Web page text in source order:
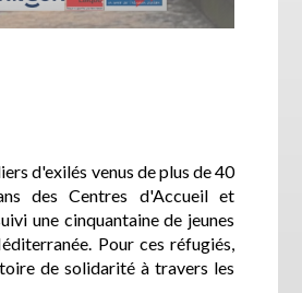
d'exilés venus de plus de 40
des Centres d'Accueil et
une cinquantaine de jeunes
Pour ces réfugiés,
de solidarité à travers les